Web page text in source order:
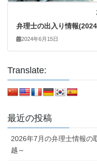
弁理士の出入り情報
2024年6月15日
Translate:
最近の投稿
2026年7月の弁理士情報の
越～